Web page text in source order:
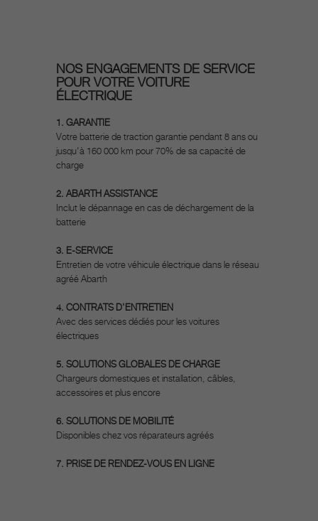
NOS ENGAGEMENTS DE SERVICE
POUR VOTRE VOITURE
ÉLECTRIQUE
1. GARANTIE
Votre batterie de traction garantie pendant 8 ans ou
jusqu'à 160 000 km pour 70% de sa capacité de
charge
2. ABARTH ASSISTANCE
Inclut le dépannage en cas de déchargement de la
batterie
3. E-SERVICE
Entretien de votre véhicule électrique dans le réseau
agréé Abarth
4. CONTRATS D'ENTRETIEN
Avec des services dédiés pour les voitures
électriques
5. SOLUTIONS GLOBALES DE CHARGE
Chargeurs domestiques et installation, câbles,
accessoires et plus encore
6. SOLUTIONS DE MOBILITÉ
Disponibles chez vos réparateurs agréés
7. PRISE DE RENDEZ-VOUS EN LIGNE